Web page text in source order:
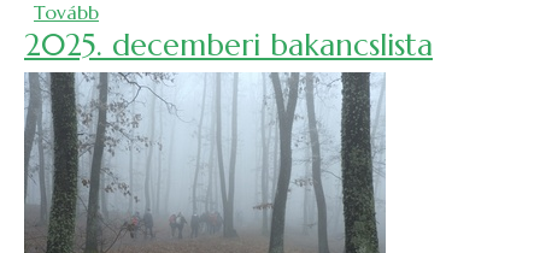
Tovább(Újrastartolt a Hunyadi-teljesítménytúra)
2025. decemberi bakancslista